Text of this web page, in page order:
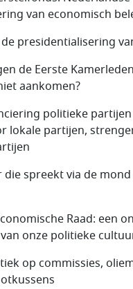
van economisch
presidentialisering
de Eerste
aankomen?
politieke
lokale partijen,
die spreekt via de
Raad: een
onze politieke
op commissies,